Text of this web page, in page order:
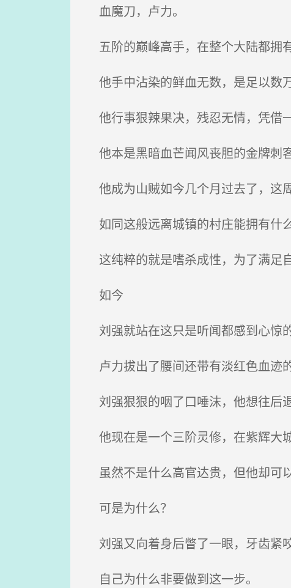
血魔刀，卢力。
五阶的巅峰高手，在整个大陆都拥
他手中沾染的鲜血无数，是足以数
他行事狠辣果决，残忍无情，凭借
他本是黑暗血芒闻风丧胆的金牌刺
他成为山贼如今几个月过去了，这
如同这般远离城镇的村庄能拥有什
这纯粹的就是嗜杀成性，为了满足
如今
刘强就站在这只是听闻都感到心惊
卢力拔出了腰间还带有淡红色血迹
刘强狠狠的咽了口唾沫，他想往后
他现在是一个三阶灵修，在紫辉大
虽然不是什么高官达贵，但他却可
可是为什么？
刘强又向着身后瞥了一眼，牙齿紧咬
自己为什么非要做到这一步。